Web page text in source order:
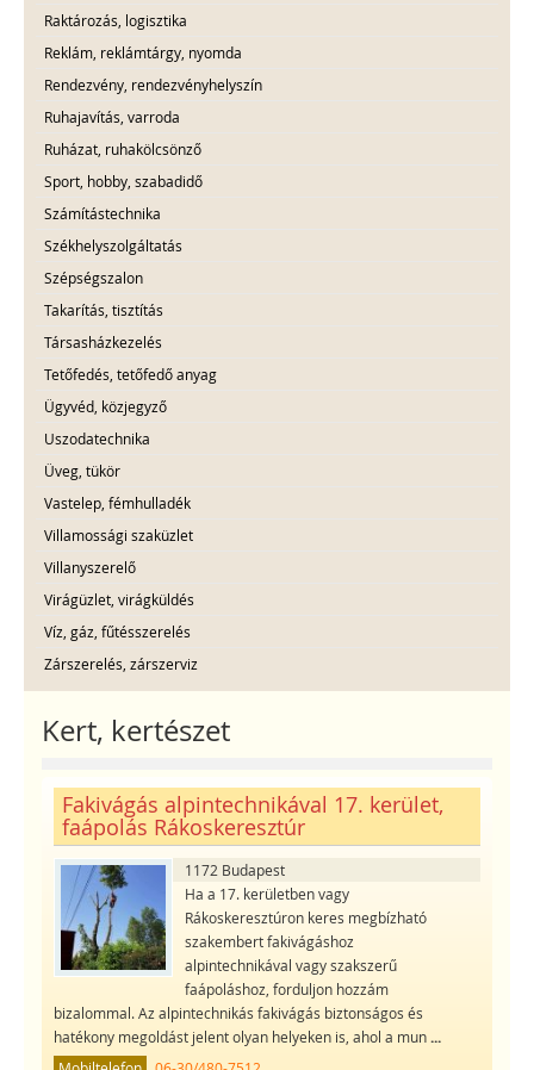
Raktározás, logisztika
Reklám, reklámtárgy, nyomda
Rendezvény, rendezvényhelyszín
Ruhajavítás, varroda
Ruházat, ruhakölcsönző
Sport, hobby, szabadidő
Számítástechnika
Székhelyszolgáltatás
Szépségszalon
Takarítás, tisztítás
Társasházkezelés
Tetőfedés, tetőfedő anyag
Ügyvéd, közjegyző
Uszodatechnika
Üveg, tükör
Vastelep, fémhulladék
Villamossági szaküzlet
Villanyszerelő
Virágüzlet, virágküldés
Víz, gáz, fűtésszerelés
Zárszerelés, zárszerviz
Kert, kertészet
Fakivágás alpintechnikával 17. kerület,
faápolás Rákoskeresztúr
1172 Budapest
Ha a 17. kerületben vagy
Rákoskeresztúron keres megbízható
szakembert fakivágáshoz
alpintechnikával vagy szakszerű
faápoláshoz, forduljon hozzám
bizalommal. Az alpintechnikás fakivágás biztonságos és
hatékony megoldást jelent olyan helyeken is, ahol a mun...